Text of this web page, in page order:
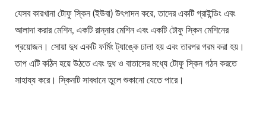
যেসব কারখানা টোফু স্কিন (ইউবা) উৎপাদন করে, তাদের একটি গ্রাইন্ডিং এবং
আলাদা করার মেশিন, একটি রান্নার মেশিন এবং একটি টোফু স্কিন মেশিনের
প্রয়োজন। সোয়া দুধ একটি ফর্মিং ট্যাঙ্কে ঢালা হয় এবং তারপর গরম করা হয়।
তাপ এটি কঠিন হয়ে উঠতে এবং দুধ ও বাতাসের মধ্যে টোফু স্কিন গঠন করতে
সাহায্য করে। স্কিনটি সাবধানে তুলে শুকানো যেতে পারে।